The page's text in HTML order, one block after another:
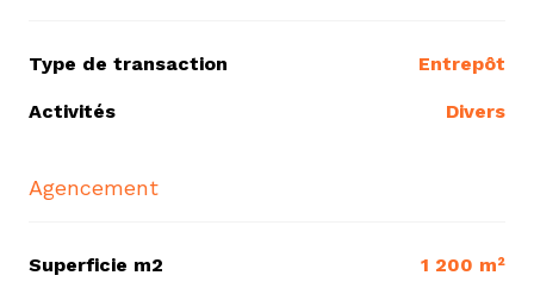
Type de transaction Entrepôt
Activités Divers
Agencement
Superficie m2 1 200 m²